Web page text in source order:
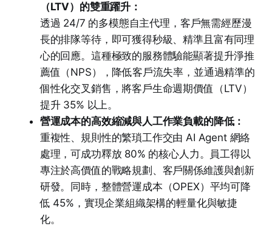
（LTV）的雙重躍升：
透過 24/7 的多模態自主代理，客戶無需經歷漫
長的排隊等待，即可獲得秒級、精準且富有同理
心的回應。這種極致的服務體驗能顯著提升淨推
薦值（NPS），降低客戶流失率，並通過精準的
個性化交叉銷售，將客戶生命週期價值（LTV）
提升 35% 以上。
營運成本的高效縮減與人工作業負載的降低：
重複性、規則性的繁瑣工作交由 AI Agent 網絡
處理，可成功釋放 80% 的核心人力。員工得以
專注於高價值的戰略規劃、客戶關係維護與創新
研發。同時，整體營運成本（OPEX）平均可降
低 45%，實現企業組織架構的輕量化與敏捷
化。